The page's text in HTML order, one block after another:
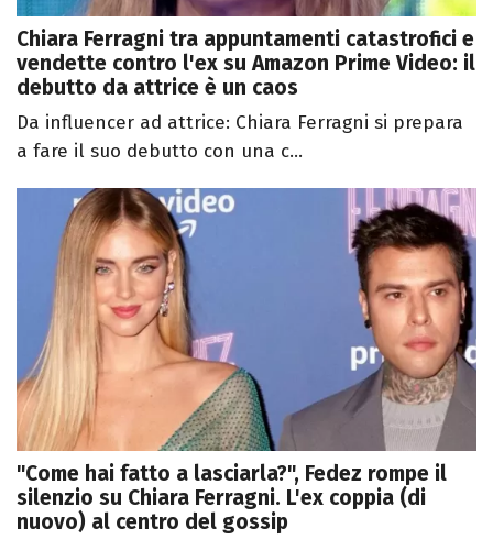
Chiara Ferragni tra appuntamenti catastrofici e
vendette contro l'ex su Amazon Prime Video: il
debutto da attrice è un caos
Da influencer ad attrice: Chiara Ferragni si prepara
a fare il suo debutto con una c...
"Come hai fatto a lasciarla?", Fedez rompe il
silenzio su Chiara Ferragni. L'ex coppia (di
nuovo) al centro del gossip